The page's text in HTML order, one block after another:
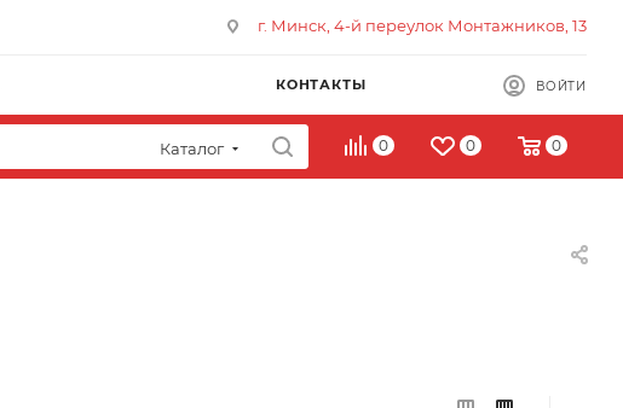
г. Минск, 4-й переулок Монтажников, 13
КОНТАКТЫ ВОЙТИ
Каталог 0 0 0